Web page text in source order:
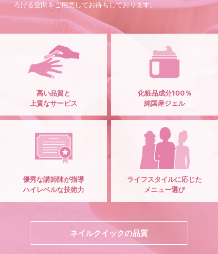
ろげる空間をご用意してお待ちしております。
高い品質と
上質なサービス
化粧品成分100％
純国産ジェル
優秀な講師陣が指導
ハイレベルな技術力
ライフスタイルに応じた
メニュー選び
ネイルクイックの品質